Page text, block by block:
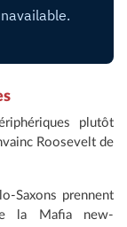
plutôt
Roosevelt de
Saxons prennent
la Mafia new-